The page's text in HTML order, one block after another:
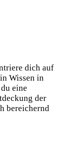
dich auf
Wissen in
eine⁣
der
bereichernd